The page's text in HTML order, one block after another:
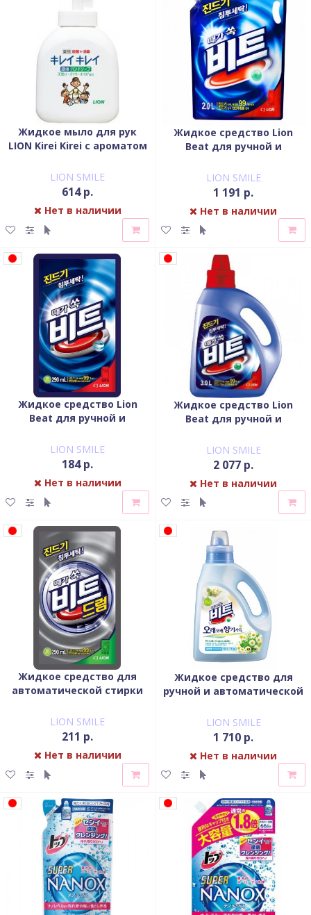
Жидкое мыло для рук
LION Kirei Kirei с ароматом
250 мл
LION SMILE
614 р.
Нет в наличии
Жидкое средство Lion
Beat для ручной и
мягкая упаковка 2000 мл
LION SMILE
1 191 р.
Нет в наличии
Жидкое средство Lion
Beat для ручной и
мягкая упаковка 290 гр
LION SMILE
184 р.
Нет в наличии
Жидкое средство Lion
Beat для ручной и
флакон 3000 мл
LION SMILE
2 077 р.
Нет в наличии
Жидкое средство для
автоматической стирки
упаковка 300 гр
LION SMILE
211 р.
Нет в наличии
Жидкое средство для
ручной и автоматической
Ромашка флакон 2340 мл
LION SMILE
1 710 р.
Нет в наличии